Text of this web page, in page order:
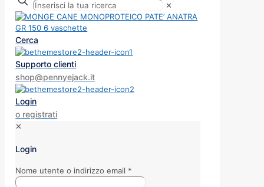
✕
Cerca
Supporto clienti
shop@pennyejack.it
Login
o registrati
✕
Login
Nome utente o indirizzo email *